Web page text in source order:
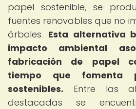
papel sostenible, se
fuentes renovables que no
árboles. Esta alternativa
impacto ambiental
fabricación de papel
tiempo que fomenta
sostenibles. Entre las
destacadas se